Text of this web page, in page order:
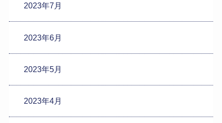
2023年7月
2023年6月
2023年5月
2023年4月